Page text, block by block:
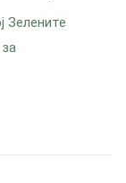
Зелените